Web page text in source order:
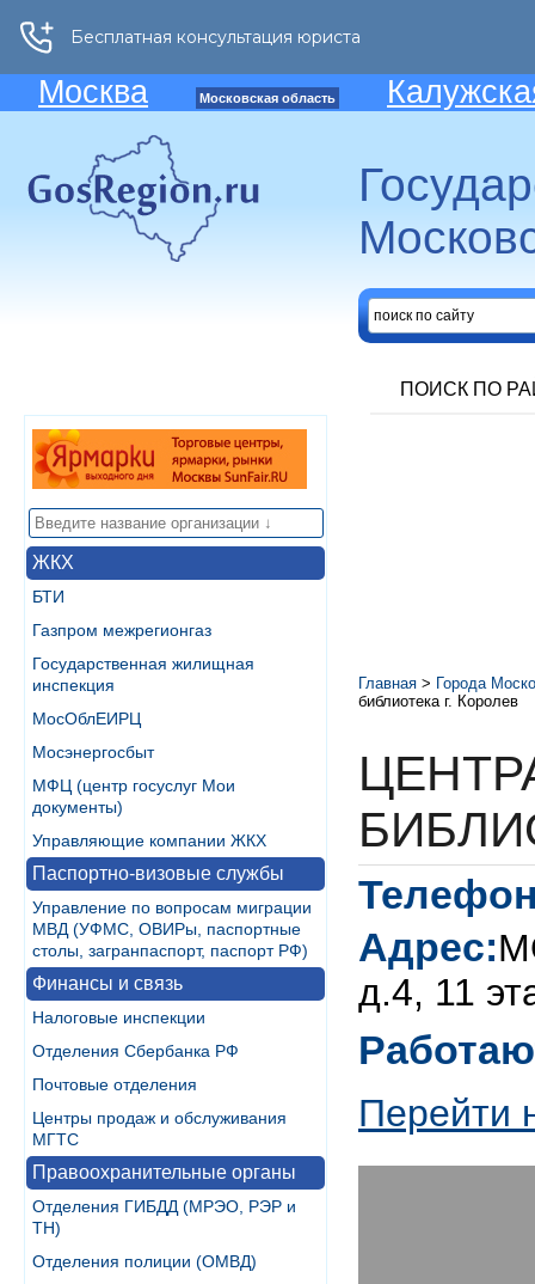
Москва Московская область
ПОИСК ПО
ЖКХ
БТИ
Газпром межрегионгаз
Государственная жилищная
инспекция
МосОблЕИРЦ
Мосэнергосбыт
МФЦ (центр госуслуг Мои
документы)
Управляющие компании ЖКХ
Паспортно-визовые службы
Управление по вопросам миграции
МВД (УФМС, ОВИРы, паспортные
столы, загранпаспорт, паспорт РФ)
Финансы и связь
Налоговые инспекции
Отделения Сбербанка РФ
Почтовые отделения
Центры продаж и обслуживания
МГТС
Правоохранительные органы
Отделения ГИБДД (МРЭО, РЭР и
ТН)
Отделения полиции (ОМВД)
Главная > Города
библиотека г. Королев
Адрес:
д.4, 11
Перейти